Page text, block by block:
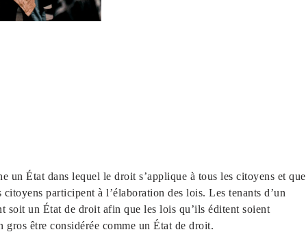
un État dans lequel le droit s’applique à tous les citoyens et que
participent à l’élaboration des lois. Les tenants d’un
soit un État de droit afin que les lois qu’ils éditent soient
gros être considérée comme un État de droit.